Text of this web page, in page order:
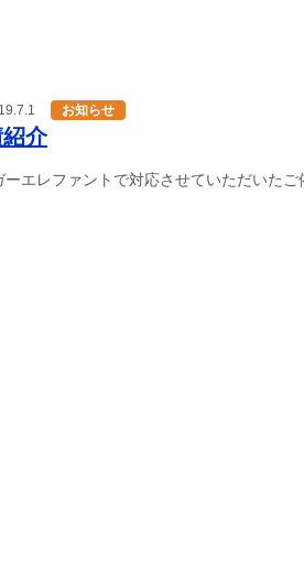
お知らせ
介
ーエレファントで対応させていただいた